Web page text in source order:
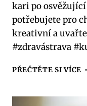
kari po osvěžující
potřebujete pro
kreativní a uvařte
#zdravástrava
PŘEČTĚTE SI VÍCE